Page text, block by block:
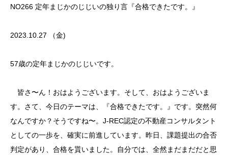
NO266 定年まじかのじじいの独り言『合格できたです。』
2023.10.27 （金)
57歳の定年まじかのじじいです。
皆さ〜ん！おはようございます。そして、おはようございま
す。さて、今日のテーマは、『合格できたです。』です。突然何
なんですか？そうですね〜。J-REC認定の不動産コンサルタント
としての一歩を、確実に前進しています。昨日、課題提出の合否
判定があり、合格を貰いました。自分では、全然まだまだだと思